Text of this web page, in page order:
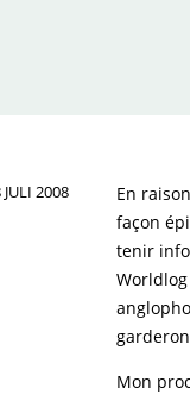
JULI 2008
En
façon
tenir
Mon